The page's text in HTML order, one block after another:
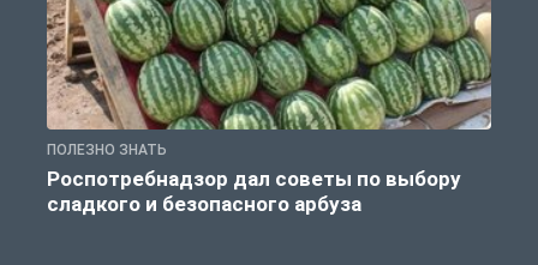
ПОЛЕЗНО ЗНАТЬ
Роспотребнадзор дал советы по выбору
сладкого и безопасного арбуза